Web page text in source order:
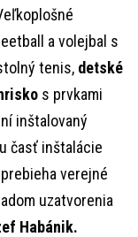
a volejbal s
tenis, detské
s prvkami
inštalovaný
časť inštalácie
verejné
uzatvorenia
Habánik.